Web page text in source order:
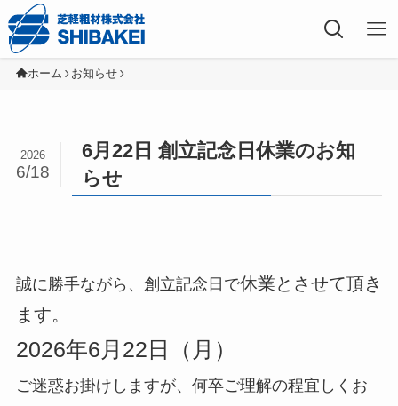
ホーム お知らせ
6月22日 創立記念日休業のお知
らせ
2026
6/18
誠に勝手ながら、創立記念日で休業とさせて頂き
ます。
2026年6月22日（月）
ご迷惑お掛けしますが、何卒ご理解の程宜しくお